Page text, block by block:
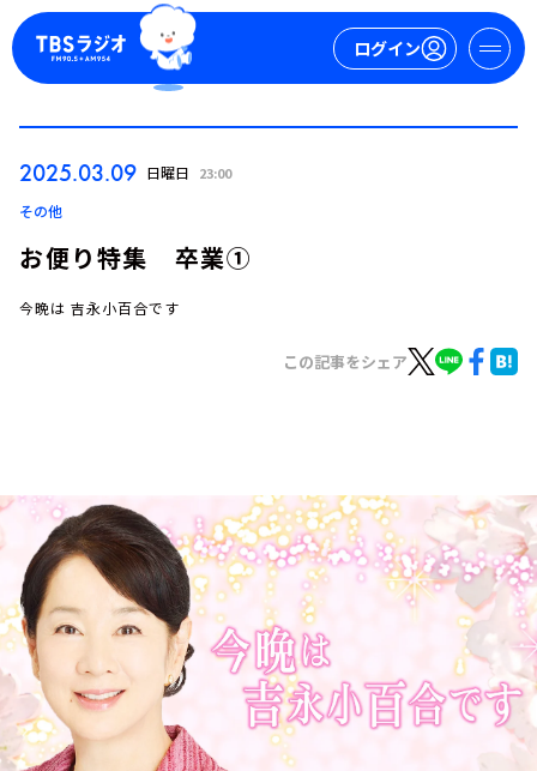
ログイン
TBS Podcast
お知らせ
イベント・グッズ
YouTube
会社情報
2025.03.09 日曜日 23:00
その他
お便り特集 卒業①
今晩は 吉永小百合です
この記事をシェア